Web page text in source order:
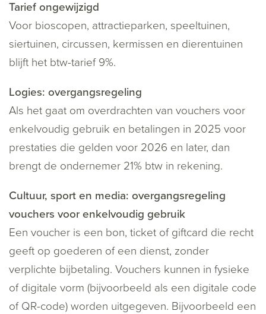
Tarief ongewijzigd
Voor bioscopen, attractieparken, speeltuinen,
siertuinen, circussen, kermissen en dierentuinen
blijft het btw-tarief 9%.
Logies: overgangsregeling
Als het gaat om overdrachten van vouchers voor
enkelvoudig gebruik en betalingen in 2025 voor
prestaties die gelden voor 2026 en later, dan
brengt de ondernemer 21% btw in rekening.
Cultuur, sport en media: overgangsregeling
vouchers voor enkelvoudig gebruik
Een voucher is een bon, ticket of giftcard die recht
geeft op goederen of een dienst, zonder
verplichte bijbetaling. Vouchers kunnen in fysieke
of digitale vorm (bijvoorbeeld als een digitale code
of QR-code) worden uitgegeven. Bijvoorbeeld een